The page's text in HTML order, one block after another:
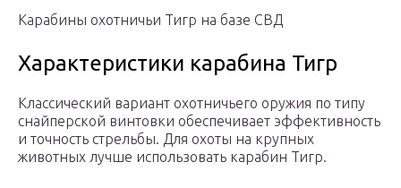
Карабины охотничьи Тигр на базе СВД
Характеристики карабина Тигр
Классический вариант охотничьего оружия по типу
снайперской винтовки обеспечивает эффективность
и точность стрельбы. Для охоты на крупных
животных лучше использовать карабин Тигр.